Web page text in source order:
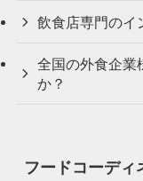
飲食店専門のイ
全国の外食企業
か？
フードコーディ